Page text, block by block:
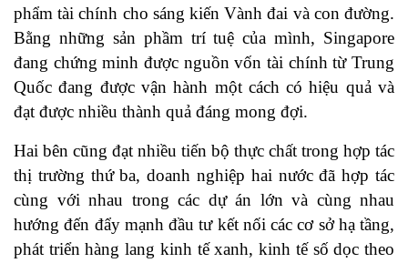
phẩm tài chính cho sáng kiến Vành đai và con đường.
Bằng những sản phầm trí tuệ của mình, Singapore
đang chứng minh được nguồn vốn tài chính từ Trung
Quốc đang được vận hành một cách có hiệu quả và
đạt được nhiều thành quả đáng mong đợi.
Hai bên cũng đạt nhiều tiến bộ thực chất trong hợp tác
thị trường thứ ba, doanh nghiệp hai nước đã hợp tác
cùng với nhau trong các dự án lớn và cùng nhau
hướng đến đẩy mạnh đầu tư kết nối các cơ sở hạ tầng,
phát triển hàng lang kinh tế xanh, kinh tế số dọc theo